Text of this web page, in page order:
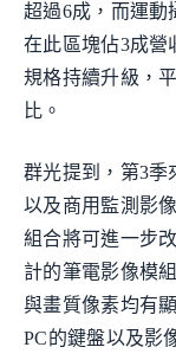
超過6成，而運動
在此區塊佔3成營
規格持續升級，
比。
群光提到，第3季
以及商用監測影
組合將可進一步
計的筆電影像模
與畫質像素均有
PC的鍵盤以及影